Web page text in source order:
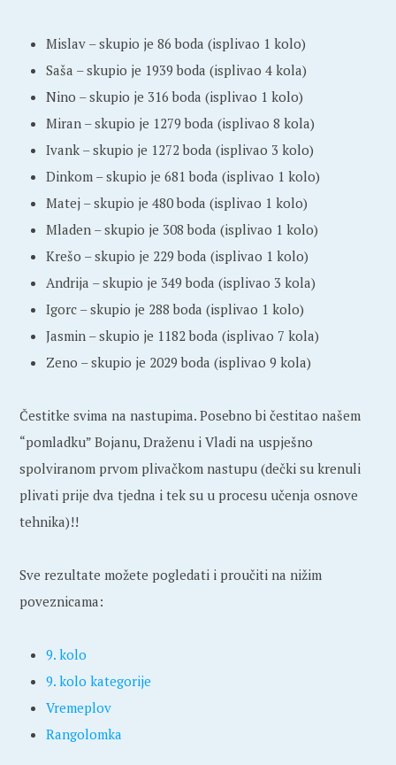
Mislav – skupio je 86 boda (isplivao 1 kolo)
Saša – skupio je 1939 boda (isplivao 4 kola)
Nino – skupio je 316 boda (isplivao 1 kolo)
Miran – skupio je 1279 boda (isplivao 8 kola)
Ivank – skupio je 1272 boda (isplivao 3 kolo)
Dinkom – skupio je 681 boda (isplivao 1 kolo)
Matej – skupio je 480 boda (isplivao 1 kolo)
Mladen – skupio je 308 boda (isplivao 1 kolo)
Krešo – skupio je 229 boda (isplivao 1 kolo)
Andrija – skupio je 349 boda (isplivao 3 kola)
Igorc – skupio je 288 boda (isplivao 1 kolo)
Jasmin – skupio je 1182 boda (isplivao 7 kola)
Zeno – skupio je 2029 boda (isplivao 9 kola)
Čestitke svima na nastupima. Posebno bi čestitao našem
“pomladku” Bojanu, Draženu i Vladi na uspješno
spolviranom prvom plivačkom nastupu (dečki su krenuli
plivati prije dva tjedna i tek su u procesu učenja osnove
tehnika)!!
Sve rezultate možete pogledati i proučiti na nižim
poveznicama:
9. kolo
9. kolo kategorije
Vremeplov
Rangolomka